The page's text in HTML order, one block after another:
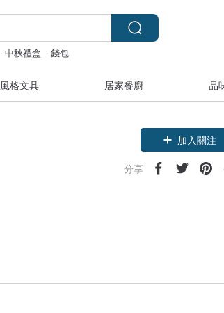
中秋禮盒 錢包
風格文具 居家餐廚 品
加入關注
分享